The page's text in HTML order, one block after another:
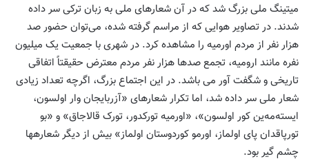
میتینگ ملی بزرگ شد که در آن شعارهای ملی به زبان ترکی سر داده
شدند. در تصاویر هوایی که از مراسم گرفته شده، می‌توان حضور صد
هزار نفر از مردم اورمیه را مشاهده کرد. در شهری با جمعیت یک میلیون
نفره مانند ارومیه، تجمع صدها هزار نفر مردم معترض حقیقتاً اتفاقی
تاریخی و شگفت آور می باشد. در این اجتماع بزرگ، اگرچه تعداد زیادی
شعار ملی سر داده شد، اما تکرار شعارهای «آزربایجان وار اولسون،
ایسته‌مه‌ین کور اولسون»، «اورمیه تورکدور، تورک قالاجاق» و «بو
تورپاقدان پای اولماز، اورمو کوردوستان اولماز» بیش از دیگر شعارهها
چشم گیر بود.